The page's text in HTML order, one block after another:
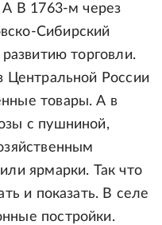
А В 1763-м через
Сибирский
торговли.
России
товары. А в
с пушниной,
ярмарки. Так что
и показать. В селе
постройки.